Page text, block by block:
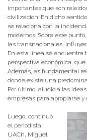
importantes que son
civilización. En dicho
se relaciona con la
modernos. Sobre este
las transnacionales,
En esta línea se encuentra
perspectiva económica,
Además, es fundamental
donde existe una
Por último, aludió a las
empresas para apropiarse
Luego, continuó
el periodista
UACh, Miguel